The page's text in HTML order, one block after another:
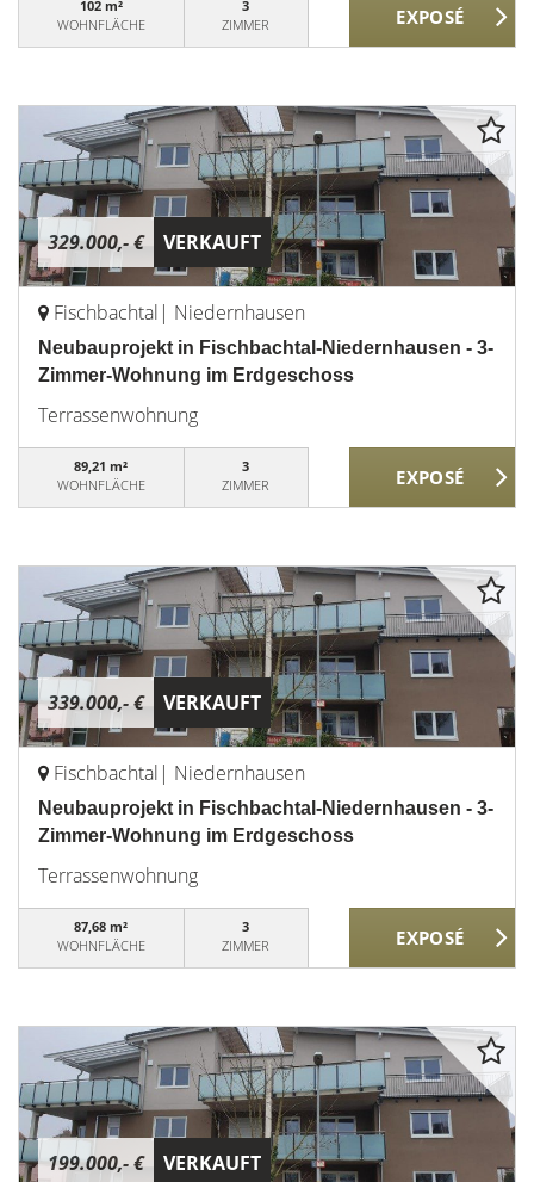
102 m²
WOHNFLÄCHE
3
ZIMMER
329.000,- € VERKAUFT
Fischbachtal| Niedernhausen
Neubauprojekt in Fischbachtal-Niedernhausen - 3-
Zimmer-Wohnung im Erdgeschoss
Terrassenwohnung
89,21 m²
WOHNFLÄCHE
3
ZIMMER
339.000,- € VERKAUFT
Fischbachtal| Niedernhausen
Neubauprojekt in Fischbachtal-Niedernhausen - 3-
Zimmer-Wohnung im Erdgeschoss
Terrassenwohnung
87,68 m²
WOHNFLÄCHE
3
ZIMMER
199.000,- € VERKAUFT